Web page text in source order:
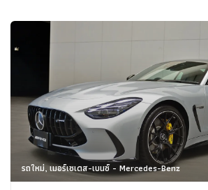
รถใหม่, เมอร์เซเดส-เบนซ์ - Mercedes-Benz